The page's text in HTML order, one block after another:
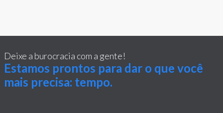
Deixe a burocracia com a gente!
Estamos prontos para dar o que você
mais precisa: tempo.